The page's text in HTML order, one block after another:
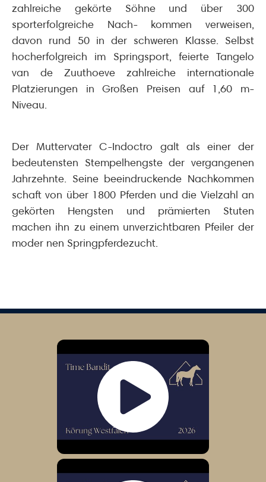
zahlreiche gekörte Söhne und über 300
sporterfolgreiche Nach- kommen verweisen,
davon rund 50 in der schweren Klasse. Selbst
hocherfolgreich im Springsport, feierte Tangelo
van de Zuuthoeve zahlreiche internationale
Platzierungen in Großen Preisen auf 1,60 m-
Niveau.
Der Muttervater C-Indoctro galt als einer der
bedeutensten Stempelhengste der vergangenen
Jahrzehnte. Seine beeindruckende Nachkommen
schaft von über 1800 Pferden und die Vielzahl an
gekörten Hengsten und prämierten Stuten
machen ihn zu einem unverzichtbaren Pfeiler der
moder nen Springpferdezucht.